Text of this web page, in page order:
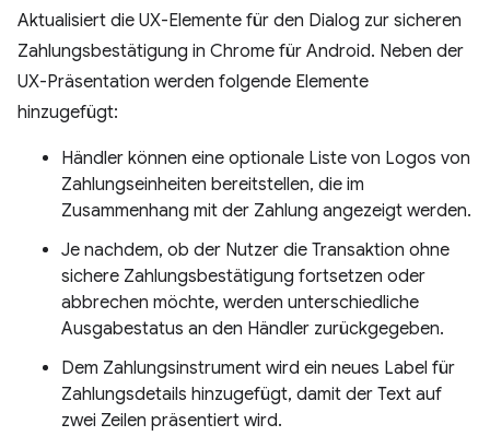
Aktualisiert die UX-Elemente für den Dialog zur sicheren
Zahlungsbestätigung in Chrome für Android. Neben der
UX-Präsentation werden folgende Elemente
hinzugefügt:
Händler können eine optionale Liste von Logos von
Zahlungseinheiten bereitstellen, die im
Zusammenhang mit der Zahlung angezeigt werden.
Je nachdem, ob der Nutzer die Transaktion ohne
sichere Zahlungsbestätigung fortsetzen oder
abbrechen möchte, werden unterschiedliche
Ausgabestatus an den Händler zurückgegeben.
Dem Zahlungsinstrument wird ein neues Label für
Zahlungsdetails hinzugefügt, damit der Text auf
zwei Zeilen präsentiert wird.